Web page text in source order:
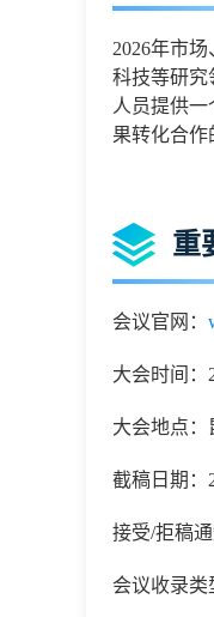
2026年市场
科技等研究
人员提供
果转化合作
重
会议官网：
大会时间：
大会地点：
截稿日期：
接受/拒稿
会议收录类